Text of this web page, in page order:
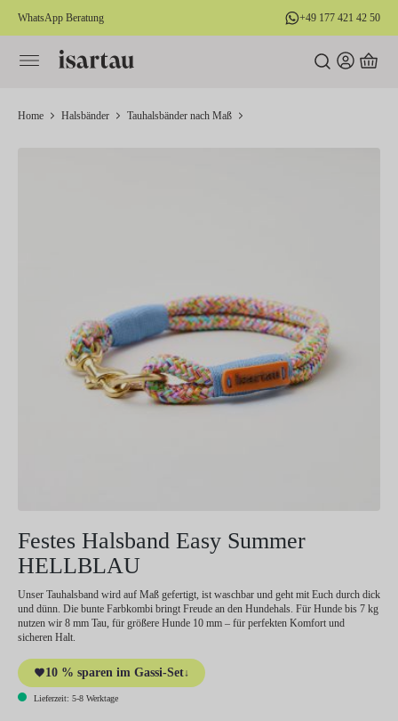
springen
WhatsApp Beratung +49 177 421 42 50
Home Halsbänder Tauhalsbänder nach Maß
Festes Halsband Easy Summer
HELLBLAU
Unser Tauhalsband wird auf Maß gefertigt, ist waschbar und geht mit Euch durch dick
und dünn. Die bunte Farbkombi bringt Freude an den Hundehals. Für Hunde bis 7 kg
nutzen wir 8 mm Tau, für größere Hunde 10 mm – für perfekten Komfort und
sicheren Halt.
10 % sparen im Gassi-Set↓
Lieferzeit: 5-8 Werktage